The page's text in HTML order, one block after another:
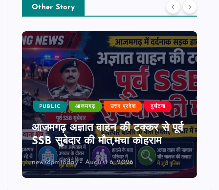
Other Story
PUBLIC आजमगढ़ उत्तर प्रदेश दुर्घटना
आजमगढ़ अज्ञात वाहन की टक्कर से पूर्व
SSB सुबेदार की मौत,मचा कोहराम
news8pmtoday August 6, 2026